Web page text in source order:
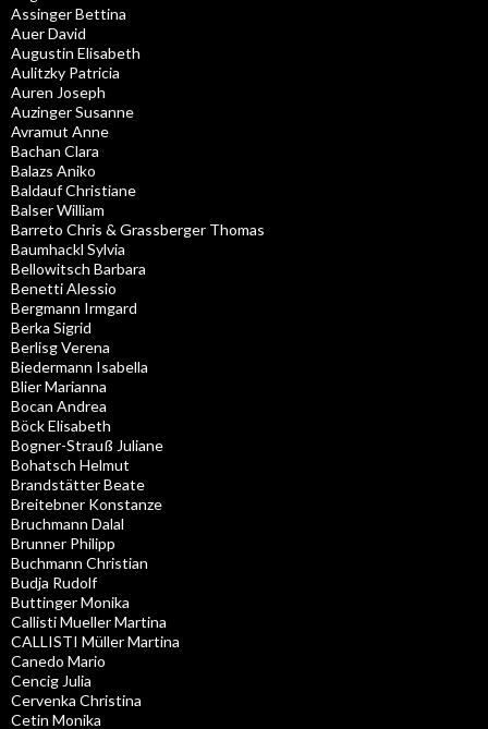
Assinger Bettina
Auer David
Augustin Elisabeth
Aulitzky Patricia
Auren Joseph
Auzinger Susanne
Avramut Anne
Bachan Clara
Balazs Aniko
Baldauf Christiane
Balser William
Barreto Chris & Grassberger Thomas
Baumhackl Sylvia
Bellowitsch Barbara
Benetti Alessio
Bergmann Irmgard
Berka Sigrid
Berlisg Verena
Biedermann Isabella
Blier Marianna
Bocan Andrea
Böck Elisabeth
Bogner-Strauß Juliane
Bohatsch Helmut
Brandstätter Beate
Breitebner Konstanze
Bruchmann Dalal
Brunner Philipp
Buchmann Christian
Budja Rudolf
Buttinger Monika
Callisti Mueller Martina
CALLISTI Müller Martina
Canedo Mario
Cencig Julia
Cervenka Christina
Cetin Monika